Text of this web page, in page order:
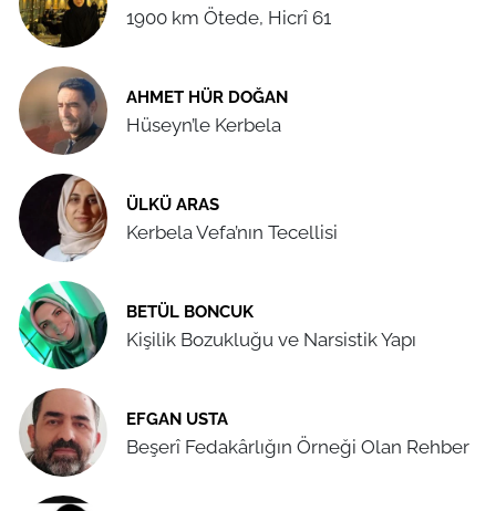
1900 km Ötede, Hicrî 61
AHMET HÜR DOĞAN
Hüseyn’le Kerbela
ÜLKÜ ARAS
Kerbela Vefa’nın Tecellisi
BETÜL BONCUK
Kişilik Bozukluğu ve Narsistik Yapı
EFGAN USTA
Beşerî Fedakârlığın Örneği Olan Rehber